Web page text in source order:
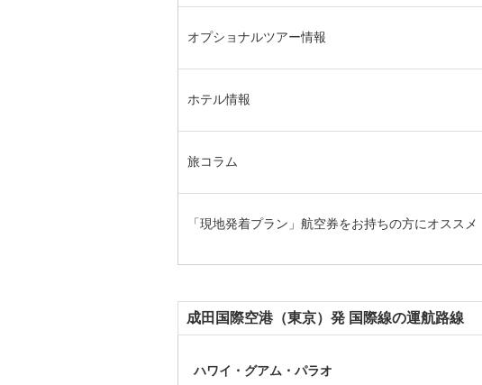
オプショナルツアー情報
ホテル情報
旅コラム
「現地発着プラン」航空券をお持ちの方にオススメ
成田国際空港（東京）発 国際線の運航路線
ハワイ・グアム・パラオ